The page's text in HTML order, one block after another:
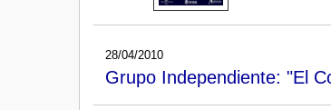
28/04/2010
Grupo Independiente: "El